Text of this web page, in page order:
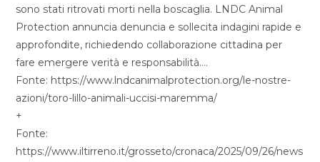
sono stati ritrovati morti nella boscaglia. LNDC Animal
Protection annuncia denuncia e sollecita indagini rapide e
approfondite, richiedendo collaborazione cittadina per
fare emergere verità e responsabilità….
Fonte: https://www.lndcanimalprotection.org/le-nostre-
azioni/toro-lillo-animali-uccisi-maremma/
+
Fonte:
https://www.iltirreno.it/grosseto/cronaca/2025/09/26/news